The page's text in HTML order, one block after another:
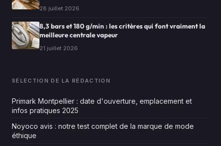
28 juillet 2026
8,3 bars et 180 g/min : les critères qui font vraiment la
meilleure centrale vapeur
21 juillet 2026
SÉLECTION DE LA RÉDACTION
Primark Montpellier : date d'ouverture, emplacement et
infos pratiques 2025
Noyoco avis : notre test complet de la marque de mode
éthique